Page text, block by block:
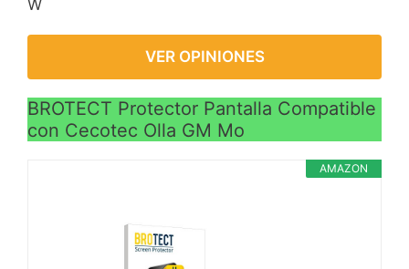
W
VER OPINIONES
BROTECT Protector Pantalla Compatible
con Cecotec Olla GM Mo
AMAZON